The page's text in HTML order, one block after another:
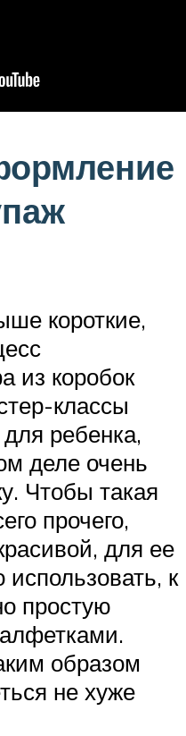
короткие,
из коробок
классы
ребенка,
деле очень
Чтобы такая
прочего,
для ее
к
простую
образом
не хуже